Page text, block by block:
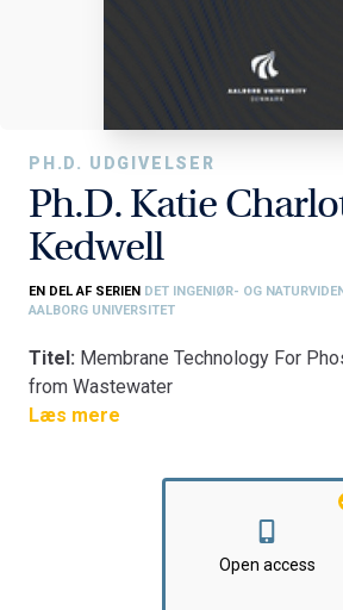
PH.D. UDGIVELSER
Ph.D. Katie
Kedwell
EN DEL AF SERIEN DET INGENIØR- OG
AALBORG UNIVERSITET
Titel: Membrane Technology For
from Wastewater
Fakultet:Det Ingeniør- og
Læs mere
Open access